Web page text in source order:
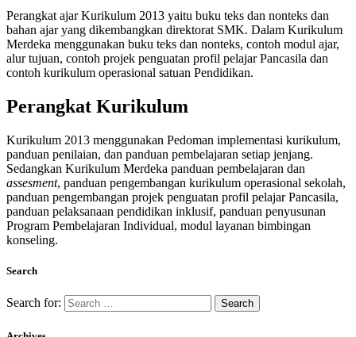
Perangkat ajar Kurikulum 2013 yaitu buku teks dan nonteks dan
bahan ajar yang dikembangkan direktorat SMK. Dalam Kurikulum
Merdeka menggunakan buku teks dan nonteks, contoh modul ajar,
alur tujuan, contoh projek penguatan profil pelajar Pancasila dan
contoh kurikulum operasional satuan Pendidikan.
Perangkat Kurikulum
Kurikulum 2013 menggunakan Pedoman implementasi kurikulum,
panduan penilaian, dan panduan pembelajaran setiap jenjang.
Sedangkan Kurikulum Merdeka panduan pembelajaran dan
assesment, panduan pengembangan kurikulum operasional sekolah,
panduan pengembangan projek penguatan profil pelajar Pancasila,
panduan pelaksanaan pendidikan inklusif, panduan penyusunan
Program Pembelajaran Individual, modul layanan bimbingan
konseling.
Search
Search for: